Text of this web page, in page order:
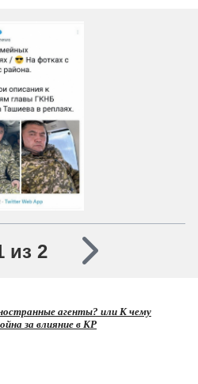
из 2
агенты? или К чему
за влияние в КР